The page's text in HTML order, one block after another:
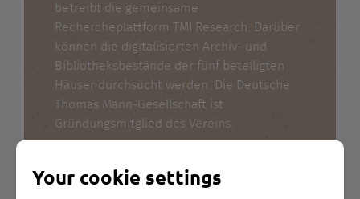
betreibt die gemeinsame
Rechercheplattform TMI Research. Darüber
können die digitalisierten Archiv- und
Bibliotheksbestände der fünf beteiligten
Häuser durchsucht werden. Die Deutsche
Thomas Mann-Gesellschaft ist
Gründungsmitglied des Vereins.
Your cookie settings